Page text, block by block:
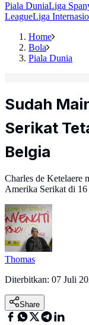
Piala DuniaLiga
LeagueLiga
Home
Bola
Piala Dunia
Sudah
Serikat
Belgia
Charles de Ketelaere
Amerika Serikat di 16
Thomas
Diterbitkan: 07 Juli
Share